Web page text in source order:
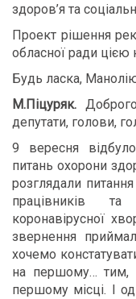
здоров’я та
Проект рішення
обласної ради цією
Будь ласка,
М.Піцуряк.
депутати, голови,
9 вересня
питань охорони
розглядали
працівників
коронавірусної
звернення
хочемо
на першому… тим,
першому місці. І